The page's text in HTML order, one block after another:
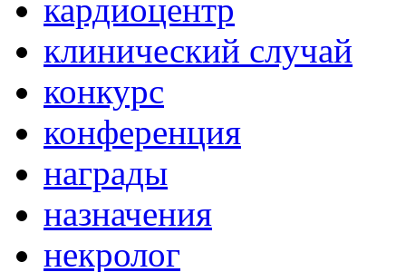
кардиоцентр
клинический случай
конкурс
конференция
награды
назначения
некролог